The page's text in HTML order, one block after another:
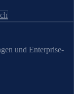
und Enterprise-